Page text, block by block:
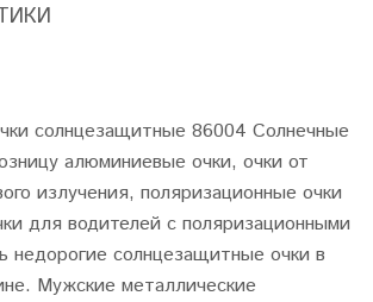
солнцезащитные 86004 Солнечные
алюминиевые очки, очки от
излучения, поляризационные очки
для водителей с поляризационными
недорогие солнцезащитные очки в
Мужские металлические